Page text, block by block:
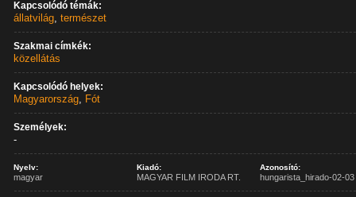
Kapcsolódó témák:
állatvilág,természet
Szakmai címkék:
közellátás
Kapcsolódó helyek:
Magyarország, Fót
Személyek:
-
Nyelv:
magyar
Kiadó:
MAGYAR FILM IRODA RT.
Azonosító:
hungarista_hirado-02-03